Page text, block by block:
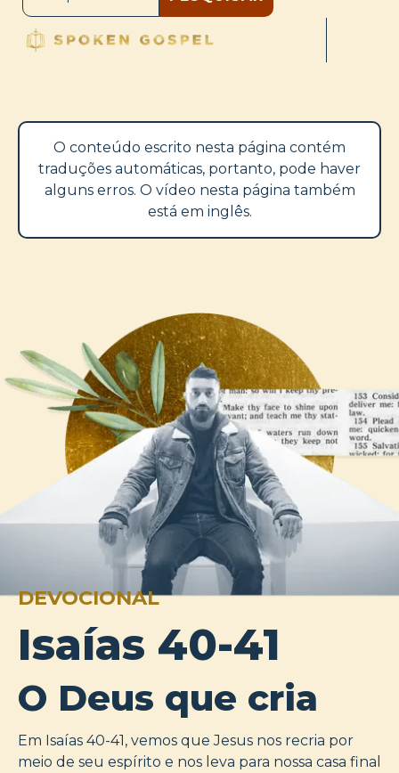
O conteúdo escrito nesta página contém
traduções automáticas, portanto, pode haver
alguns erros. O vídeo nesta página também
está em inglês.
DEVOCIONAL
Isaías 40-41
O Deus que cria
Em Isaías 40-41, vemos que Jesus nos recria por
meio de seu espírito e nos leva para nossa casa final